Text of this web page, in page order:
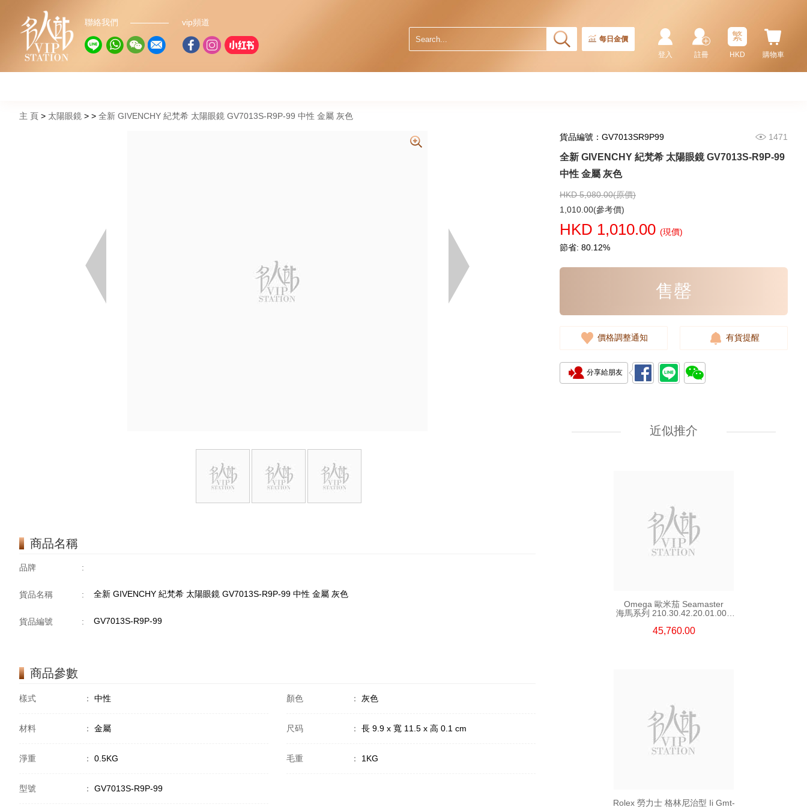
聯絡我們 vip頻道
每日金價
購物車
繁
HKD
註冊
登入
主 頁 太陽眼鏡 全新 GIVENCHY 紀梵希 太陽眼鏡 GV7013S-R9P-99 中性 金屬 灰色
商品名稱
品牌 :
貨品名稱 : 全新 GIVENCHY 紀梵希 太陽眼鏡 GV7013S-R9P-99 中性 金屬 灰色
貨品編號 : GV7013S-R9P-99
商品參數
樣式 ： 中性 顏色 ： 灰色
材料 ： 金屬 尺码 ： 長 9.9 x 寬 11.5 x 高 0.1 cm
淨重 ： 0.5KG 毛重 ： 1KG
型號 ： GV7013S-R9P-99
貨品編號：GV7013SR9P99 1471
全新 GIVENCHY 紀梵希 太陽眼鏡 GV7013S-R9P-99
中性 金屬 灰色
HKD 5,080.00(原價)
1,010.00(參考價)
HKD 1,010.00 (現價)
節省: 80.12%
售罄
價格調整通知 有貨提醒
分享給朋友
近似推介
國米圈 藍針
155,000.00
Submariner 124060-0001 精鋼
無日曆 黑水鬼
102,000.00
鋼 遊艇 灰面
108,000.00
Omega 歐米茄 Seamaster
海馬系列 210.30.42.20.01.002
45,760.00
Rolex 勞力士 格林尼治型 Ii Gmt-